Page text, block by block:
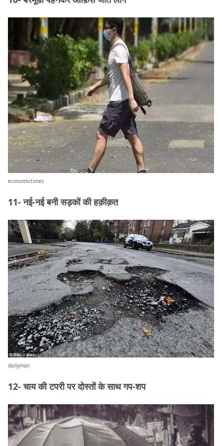
economictimes
11- नई-नई बनी सड़कों की हक़ीक़त
dailymail
12- चाय की टपरी पर दोस्तों के साथ गप-शप